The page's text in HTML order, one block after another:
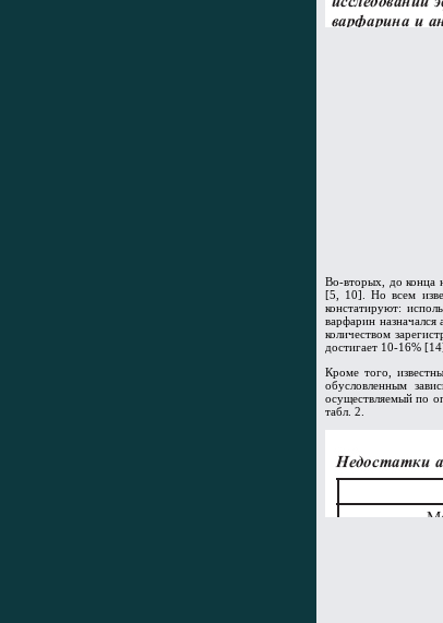
Во-вторых, до конца
[5, 10]. Но всем
констатируют:
варфарин
количеством
достигает 10-16%
Кроме того,
обусловленным
осуществляемый по
табл. 2.